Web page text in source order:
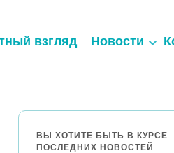
взгляд Новости
ВЫ ХОТИТЕ БЫТЬ В КУРСЕ
ПОСЛЕДНИХ НОВОСТЕЙ